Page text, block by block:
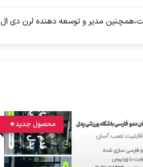
مدیر و توسعه دهنده لرن دی ال
محصول جدید